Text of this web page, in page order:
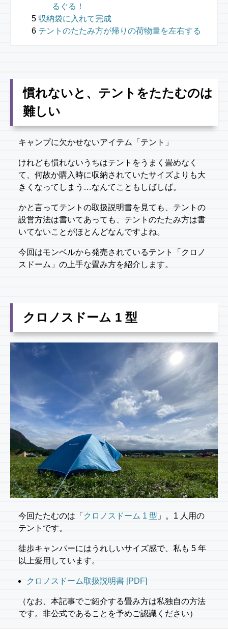
るぐる！
収納袋に入れて完成
テントのたたみ方が帰りの荷物量を左右する
慣れないと、テントをたたむのは
難しい
キャンプに欠かせないアイテム「テント」
けれども慣れないうちはテントをうまく畳めなく
て、何故か購入時に収納されていたサイズよりも大
きくなってしまう…なんてこともしばしば。
かと言ってテントの取扱説明書を見ても、テントの
設営方法は書いてあっても、テントのたたみ方は書
いてないことがほとんどなんですよね。
今回はモンベルから発売されているテント「クロノ
スドーム」の上手な畳み方を紹介します。
クロノスドーム 1 型
今回たたむのは「 クロノスドーム 1 型 」。1 人用の
テントです。
徒歩キャンパーにはうれしいサイズ感で、私も 5 年
以上愛用しています。
クロノスドーム取扱説明書 [PDF]
（なお、本記事でご紹介する畳み方は私独自の方法
です。非公式であることを予めご認識ください）